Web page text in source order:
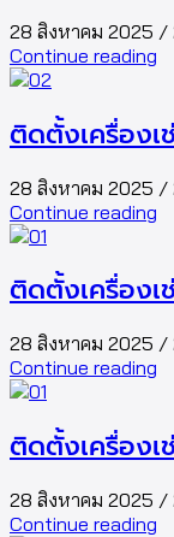
28 สิงหาคม 2025 /
Continue reading
ติดตั้งเครื่องเ
28 สิงหาคม 2025 /
Continue reading
ติดตั้งเครื่องเ
28 สิงหาคม 2025 /
Continue reading
ติดตั้งเครื่อง
28 สิงหาคม 2025 /
Continue reading